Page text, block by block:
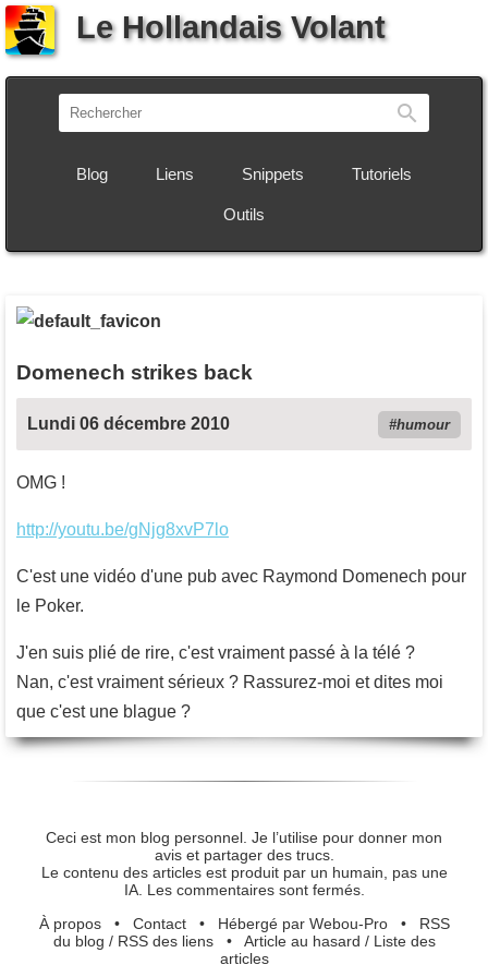
Le Hollandais Volant
Blog Liens Snippets Tutoriels
Outils
Domenech strikes back
Lundi 06 décembre 2010 humour
OMG !
http://youtu.be/gNjg8xvP7lo
C'est une vidéo d'une pub avec Raymond Domenech pour
le Poker.
J'en suis plié de rire, c'est vraiment passé à la télé ?
Nan, c'est vraiment sérieux ? Rassurez-moi et dites moi
que c'est une blague ?
Ceci est mon blog personnel. Je l’utilise pour donner mon
avis et partager des trucs.
Le contenu des articles est produit par un humain, pas une
IA. Les commentaires sont fermés.
À propos• Contact• Hébergé par Webou-Pro• RSS
du blog / RSS des liens• Article au hasard / Liste des
articles